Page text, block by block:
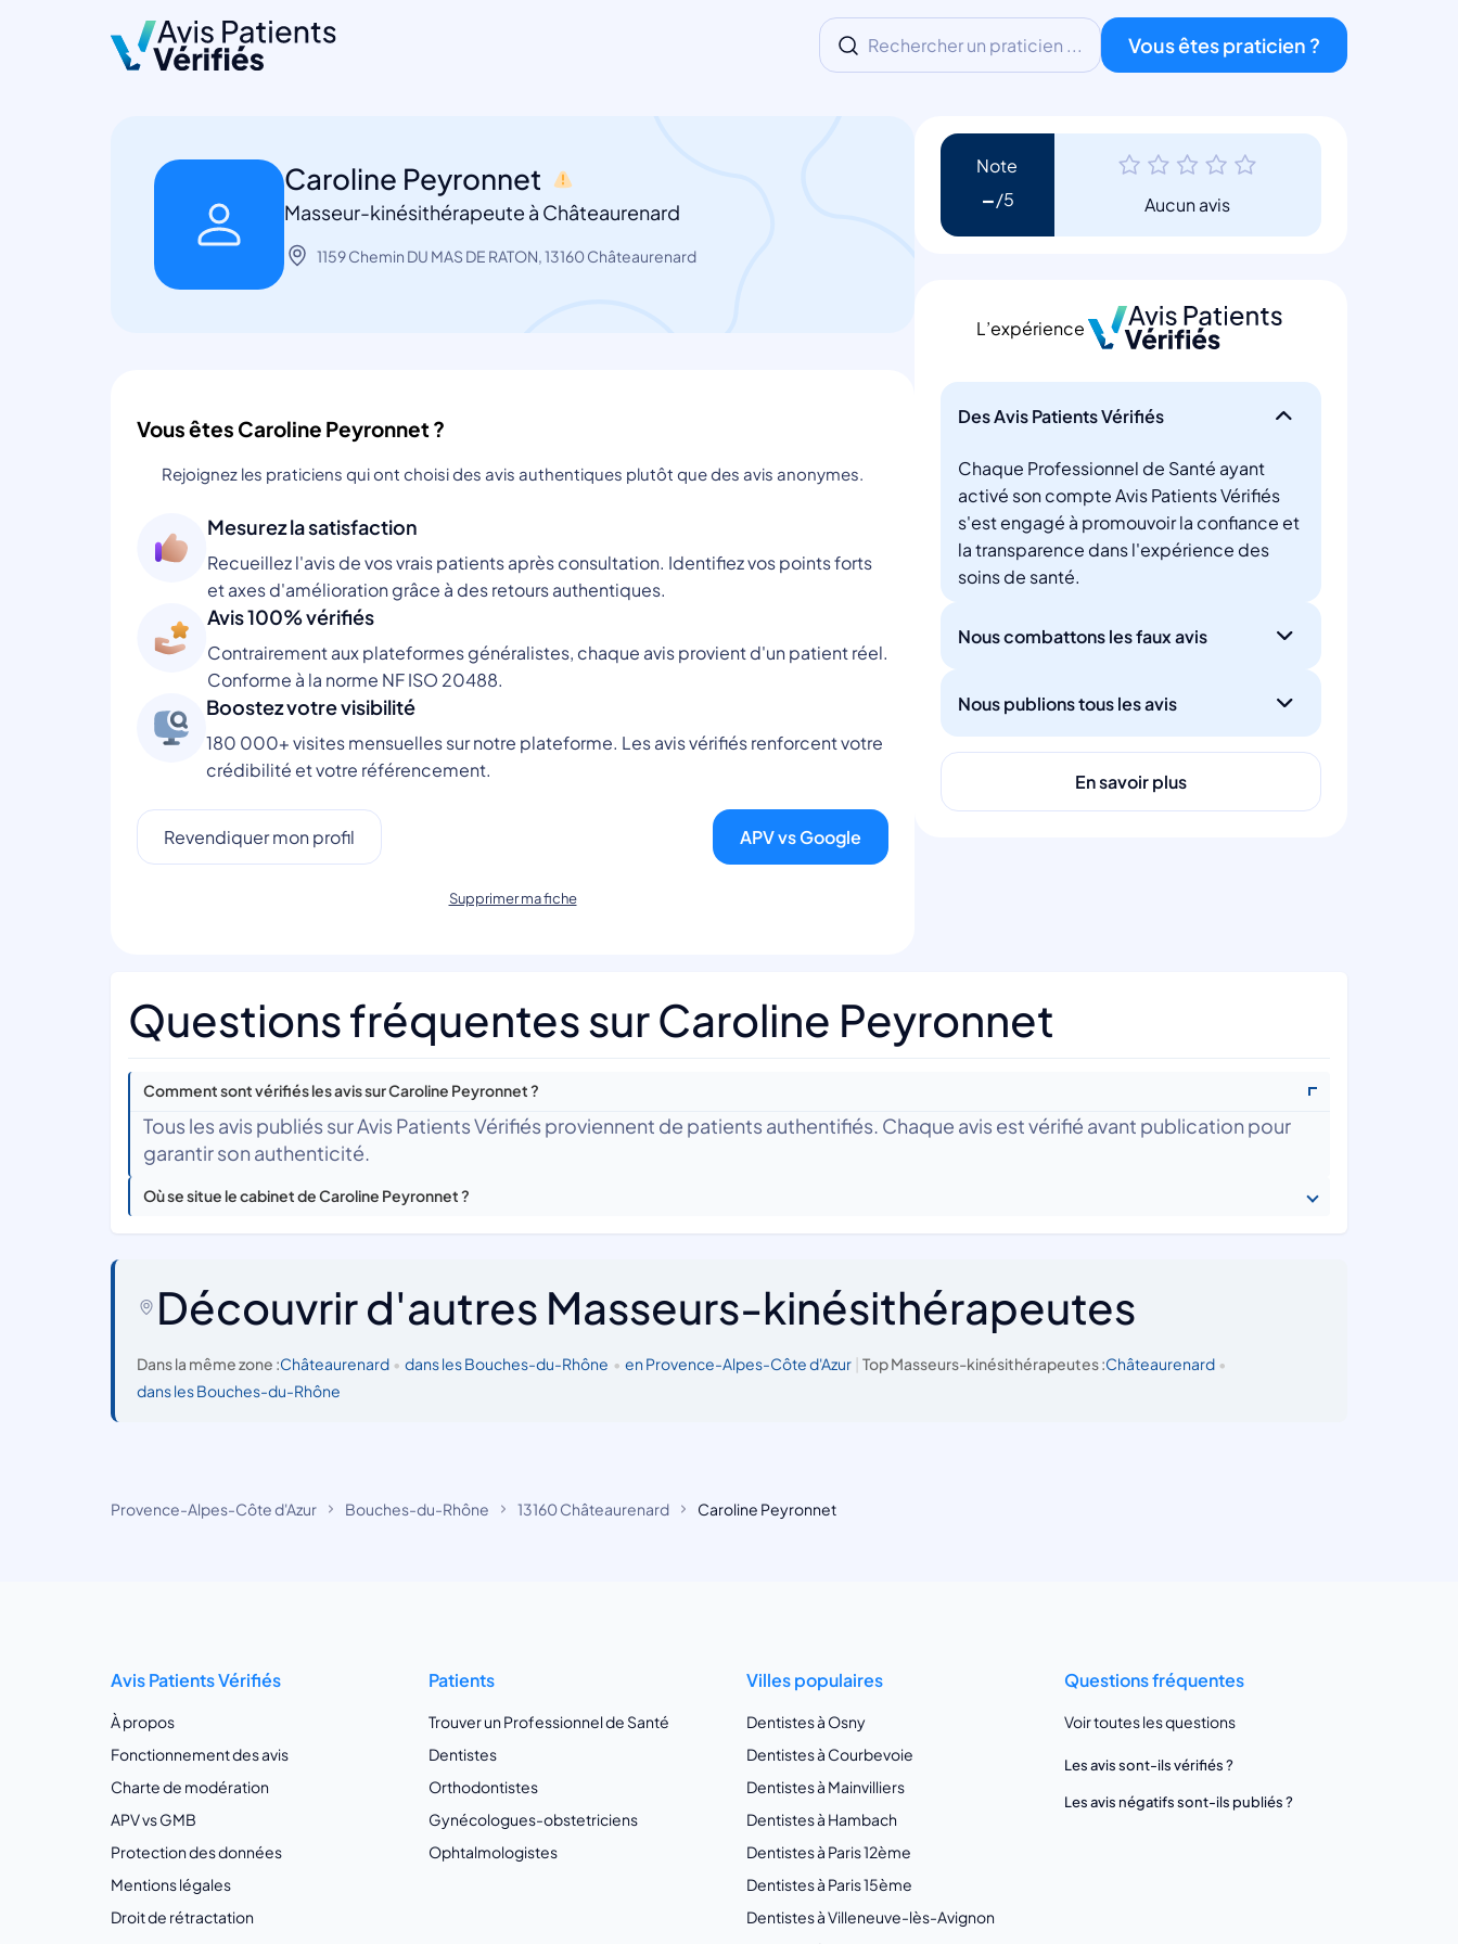
Rechercher un praticien ... Vous êtes praticien ?
Caroline Peyronnet
Masseur-kinésithérapeute à Châteaurenard
1159 Chemin DU MAS DE RATON, 13160 Châteaurenard
Vous êtes Caroline Peyronnet ?
Rejoignez les praticiens qui ont choisi des avis authentiques plutôt que des avis anonymes.
Mesurez la satisfaction
Recueillez l'avis de vos vrais patients après consultation. Identifiez vos points forts
et axes d'amélioration grâce à des retours authentiques.
Avis 100% vérifiés
Contrairement aux plateformes généralistes, chaque avis provient d'un patient réel.
Conforme à la norme NF ISO 20488.
Boostez votre visibilité
180 000+ visites mensuelles sur notre plateforme. Les avis vérifiés renforcent votre
crédibilité et votre référencement.
Revendiquer mon profil APV vs Google
Supprimer ma fiche
Note
- Aucun avis
L’expérience
Des Avis Patients Vérifiés
Chaque Professionnel de Santé ayant
activé son compte Avis Patients Vérifiés
s'est engagé à promouvoir la confiance et
la transparence dans l'expérience des
soins de santé.
Nous combattons les faux avis
Nous publions tous les avis
En savoir plus
Questions fréquentes sur Caroline Peyronnet
Comment sont vérifiés les avis sur Caroline Peyronnet ?
Tous les avis publiés sur Avis Patients Vérifiés proviennent de patients authentifiés. Chaque avis est vérifié avant publication pour
garantir son authenticité.
Où se situe le cabinet de Caroline Peyronnet ?
Découvrir d'autres Masseurs-kinésithérapeutes
Dans la même zone :Châteaurenard • dans les Bouches-du-Rhône • en Provence-Alpes-Côte d'Azur | Top Masseurs-kinésithérapeutes :Châteaurenard •
dans les Bouches-du-Rhône
Provence-Alpes-Côte d'Azur Bouches-du-Rhône 13160 Châteaurenard Caroline Peyronnet
Avis Patients Vérifiés
À propos
Fonctionnement des avis
Charte de modération
APV vs GMB
Protection des données
Mentions légales
Droit de rétractation
Patients
Trouver un Professionnel de Santé
Dentistes
Orthodontistes
Gynécologues-obstetriciens
Ophtalmologistes
Villes populaires
Dentistes à Osny
Dentistes à Courbevoie
Dentistes à Mainvilliers
Dentistes à Hambach
Dentistes à Paris 12ème
Dentistes à Paris 15ème
Dentistes à Villeneuve-lès-Avignon
Questions fréquentes
Voir toutes les questions
Les avis sont-ils vérifiés ?
Les avis négatifs sont-ils publiés ?